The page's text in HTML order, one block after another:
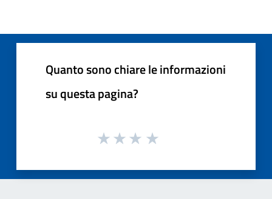
Quanto sono chiare le informazioni
su questa pagina?